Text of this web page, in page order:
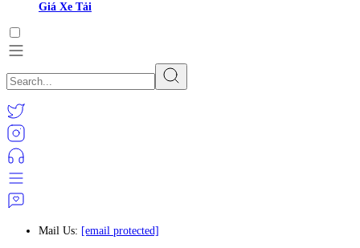
Giá Xe Tải
Mail Us: [email protected]